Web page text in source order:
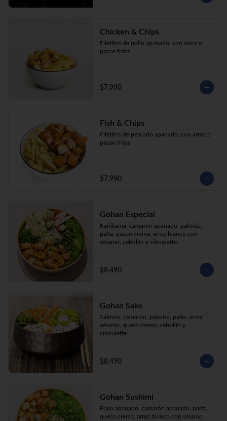
Chicken & Chips
Filetitos de pollo apanado, con arroz o
papas fritas
$7.990
Fish & Chips
Filetitos de pescado apanado, con arroz o
papas fritas
$7.990
Gohan Especial
Kanikama, camarón apanado, palmito,
palta, queso crema, arroz blanco con
sésamo, cebollín y ciboulette.
$8.490
Gohan Sake
Salmón, camarón, palmito, palta, arroz,
sésamo, queso crema, cebollín y
ciboulette.
$8.490
Gohan Sushimi
Pollo apanado, camarón apanado, palta,
queso crema, arroz blanco con sésamo